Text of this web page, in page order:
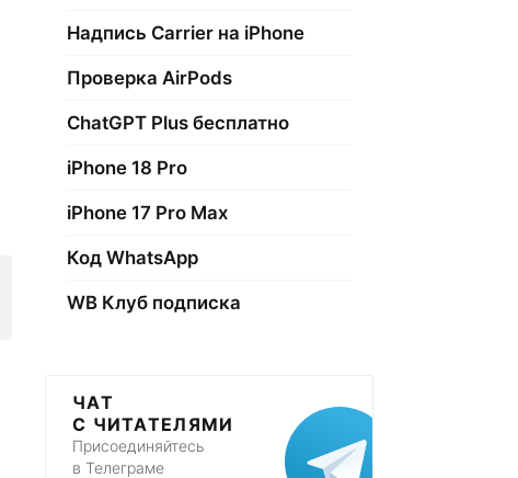
Надпись Carrier на iPhone
Проверка AirPods
ChatGPT Plus бесплатно
iPhone 18 Pro
iPhone 17 Pro Max
Код WhatsApp
WB Клуб подписка
ЧАТ
С ЧИТАТЕЛЯМИ
Присоединяйтесь
в Телеграме